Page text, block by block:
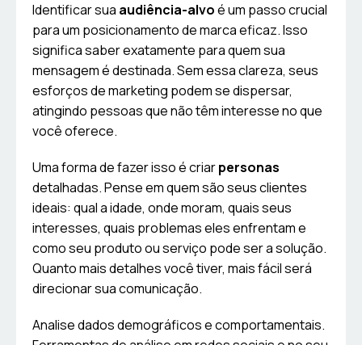
Identificar sua audiência-alvoé um passo crucial
para um posicionamento de marca eficaz. Isso
significa saber exatamente para quem sua
mensagem é destinada. Sem essa clareza, seus
esforços de marketing podem se dispersar,
atingindo pessoas que não têm interesse no que
você oferece.
Uma forma de fazer isso é criarpersonas
detalhadas. Pense em quem são seus clientes
ideais: qual a idade, onde moram, quais seus
interesses, quais problemas eles enfrentam e
como seu produto ou serviço pode ser a solução.
Quanto mais detalhes você tiver, mais fácil será
direcionar sua comunicação.
Analise dados demográficos e comportamentais.